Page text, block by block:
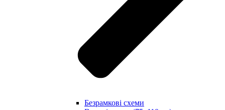
Безрамкові схеми